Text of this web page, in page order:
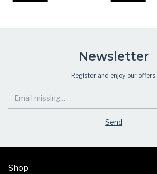
Newsletter
Register and enjoy our offers.
Shop